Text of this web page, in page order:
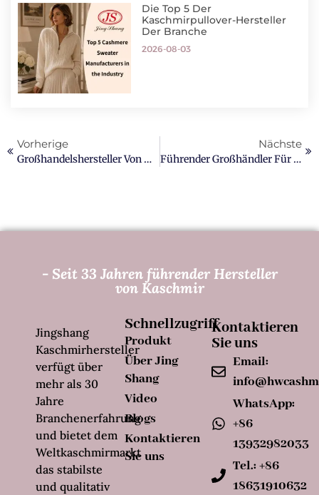
Die Top 5 Der
Kaschmirpullover-Hersteller
Der Branche
2026-08-03
Vorherige
Großhandelshersteller Von Maßgefertigten Kaschmirschals
Nächste
Führender Großhändler Für Maßgeschneiderte Kaschmirbekleidung
- Seit 33 Jahren führender Hersteller
von Kaschmir
Schnellzugriff
Produkt
Über Jing
Shang
Video
Blogs
Kontaktieren
Sie uns
Kontaktieren
Sie uns
Email:
WhatsApp:
+86
13932982033
Tel.: +86
18631910632
Jingshang
Kaschmirhersteller
verfügt über
mehr als 30
Jahre
Branchenerfahrung
und bietet dem
Weltkaschmirmarkt
das stabilste
und qualitativ